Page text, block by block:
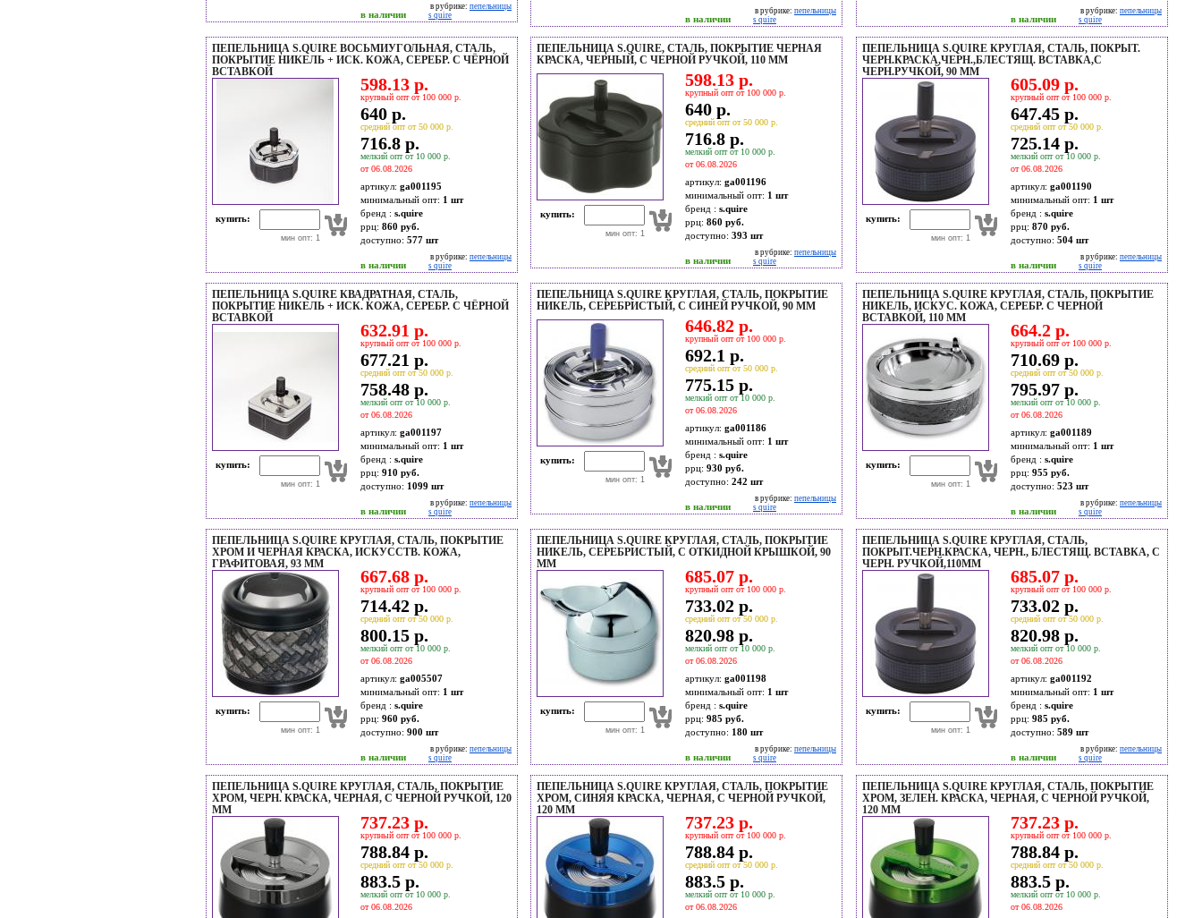
в наличии
в рубрике: пепельницы
s quire
в наличии
в рубрике: пепельницы
s quire
в наличии
в рубрике: пепельницы
s quire
ПЕПЕЛЬНИЦА S.QUIRE ВОСЬМИУГОЛЬНАЯ, СТАЛЬ,
ПОКРЫТИЕ НИКЕЛЬ + ИСК. КОЖА, СЕРЕБР. С ЧЁРНОЙ
ВСТАВКОЙ
купить:
мин опт: 1
598.13 р.
крупный опт от 100 000 р.
640 р.
средний опт от 50 000 р.
716.8 р.
мелкий опт от 10 000 р.
от 06.08.2026
артикул: ga001195
минимальный опт: 1 шт
бренд : s.quire
ррц: 860 руб.
доступно: 577 шт
в наличии
в рубрике: пепельницы
s quire
ПЕПЕЛЬНИЦА S.QUIRE, СТАЛЬ, ПОКРЫТИЕ ЧЕРНАЯ
КРАСКА, ЧЕРНЫЙ, С ЧЕРНОЙ РУЧКОЙ, 110 ММ
купить:
мин опт: 1
598.13 р.
крупный опт от 100 000 р.
640 р.
средний опт от 50 000 р.
716.8 р.
мелкий опт от 10 000 р.
от 06.08.2026
артикул: ga001196
минимальный опт: 1 шт
бренд : s.quire
ррц: 860 руб.
доступно: 393 шт
в наличии
в рубрике: пепельницы
s quire
ПЕПЕЛЬНИЦА S.QUIRE КРУГЛАЯ, СТАЛЬ, ПОКРЫТ.
ЧЕРН.КРАСКА,ЧЕРН.,БЛЕСТЯЩ. ВСТАВКА,С
ЧЕРН.РУЧКОЙ, 90 ММ
купить:
мин опт: 1
605.09 р.
крупный опт от 100 000 р.
647.45 р.
средний опт от 50 000 р.
725.14 р.
мелкий опт от 10 000 р.
от 06.08.2026
артикул: ga001190
минимальный опт: 1 шт
бренд : s.quire
ррц: 870 руб.
доступно: 504 шт
в наличии
в рубрике: пепельницы
s quire
ПЕПЕЛЬНИЦА S.QUIRE КВАДРАТНАЯ, СТАЛЬ,
ПОКРЫТИЕ НИКЕЛЬ + ИСК. КОЖА, СЕРЕБР. С ЧЁРНОЙ
ВСТАВКОЙ
купить:
мин опт: 1
632.91 р.
крупный опт от 100 000 р.
677.21 р.
средний опт от 50 000 р.
758.48 р.
мелкий опт от 10 000 р.
от 06.08.2026
артикул: ga001197
минимальный опт: 1 шт
бренд : s.quire
ррц: 910 руб.
доступно: 1099 шт
в наличии
в рубрике: пепельницы
s quire
ПЕПЕЛЬНИЦА S.QUIRE КРУГЛАЯ, СТАЛЬ, ПОКРЫТИЕ
НИКЕЛЬ, СЕРЕБРИСТЫЙ, С СИНЕЙ РУЧКОЙ, 90 ММ
купить:
мин опт: 1
646.82 р.
крупный опт от 100 000 р.
692.1 р.
средний опт от 50 000 р.
775.15 р.
мелкий опт от 10 000 р.
от 06.08.2026
артикул: ga001186
минимальный опт: 1 шт
бренд : s.quire
ррц: 930 руб.
доступно: 242 шт
в наличии
в рубрике: пепельницы
s quire
ПЕПЕЛЬНИЦА S.QUIRE КРУГЛАЯ, СТАЛЬ, ПОКРЫТИЕ
НИКЕЛЬ, ИСКУС. КОЖА, СЕРЕБР. С ЧЕРНОЙ
ВСТАВКОЙ, 110 ММ
купить:
мин опт: 1
664.2 р.
крупный опт от 100 000 р.
710.69 р.
средний опт от 50 000 р.
795.97 р.
мелкий опт от 10 000 р.
от 06.08.2026
артикул: ga001189
минимальный опт: 1 шт
бренд : s.quire
ррц: 955 руб.
доступно: 523 шт
в наличии
в рубрике: пепельницы
s quire
ПЕПЕЛЬНИЦА S.QUIRE КРУГЛАЯ, СТАЛЬ, ПОКРЫТИЕ
ХРОМ И ЧЕРНАЯ КРАСКА, ИСКУССТВ. КОЖА,
ГРАФИТОВАЯ, 93 ММ
купить:
мин опт: 1
667.68 р.
крупный опт от 100 000 р.
714.42 р.
средний опт от 50 000 р.
800.15 р.
мелкий опт от 10 000 р.
от 06.08.2026
артикул: ga005507
минимальный опт: 1 шт
бренд : s.quire
ррц: 960 руб.
доступно: 900 шт
в наличии
в рубрике: пепельницы
s quire
ПЕПЕЛЬНИЦА S.QUIRE КРУГЛАЯ, СТАЛЬ, ПОКРЫТИЕ
НИКЕЛЬ, СЕРЕБРИСТЫЙ, С ОТКИДНОЙ КРЫШКОЙ, 90
ММ
купить:
мин опт: 1
685.07 р.
крупный опт от 100 000 р.
733.02 р.
средний опт от 50 000 р.
820.98 р.
мелкий опт от 10 000 р.
от 06.08.2026
артикул: ga001198
минимальный опт: 1 шт
бренд : s.quire
ррц: 985 руб.
доступно: 180 шт
в наличии
в рубрике: пепельницы
s quire
ПЕПЕЛЬНИЦА S.QUIRE КРУГЛАЯ, СТАЛЬ,
ПОКРЫТ.ЧЕРН.КРАСКА, ЧЕРН., БЛЕСТЯЩ. ВСТАВКА, С
ЧЕРН. РУЧКОЙ,110ММ
купить:
мин опт: 1
685.07 р.
крупный опт от 100 000 р.
733.02 р.
средний опт от 50 000 р.
820.98 р.
мелкий опт от 10 000 р.
от 06.08.2026
артикул: ga001192
минимальный опт: 1 шт
бренд : s.quire
ррц: 985 руб.
доступно: 589 шт
в наличии
в рубрике: пепельницы
s quire
ПЕПЕЛЬНИЦА S.QUIRE КРУГЛАЯ, СТАЛЬ, ПОКРЫТИЕ
ХРОМ, ЧЕРН. КРАСКА, ЧЕРНАЯ, С ЧЕРНОЙ РУЧКОЙ, 120
ММ
737.23 р.
крупный опт от 100 000 р.
788.84 р.
средний опт от 50 000 р.
883.5 р.
мелкий опт от 10 000 р.
от 06.08.2026
ПЕПЕЛЬНИЦА S.QUIRE КРУГЛАЯ, СТАЛЬ, ПОКРЫТИЕ
ХРОМ, СИНЯЯ КРАСКА, ЧЕРНАЯ, С ЧЕРНОЙ РУЧКОЙ,
120 ММ
737.23 р.
крупный опт от 100 000 р.
788.84 р.
средний опт от 50 000 р.
883.5 р.
мелкий опт от 10 000 р.
от 06.08.2026
ПЕПЕЛЬНИЦА S.QUIRE КРУГЛАЯ, СТАЛЬ, ПОКРЫТИЕ
ХРОМ, ЗЕЛЕН. КРАСКА, ЧЕРНАЯ, С ЧЕРНОЙ РУЧКОЙ,
120 ММ
737.23 р.
крупный опт от 100 000 р.
788.84 р.
средний опт от 50 000 р.
883.5 р.
мелкий опт от 10 000 р.
от 06.08.2026